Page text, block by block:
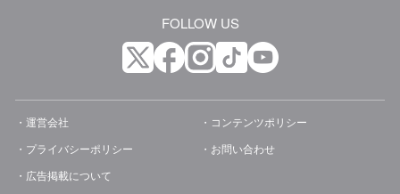
FOLLOW US
運営会社
コンテンツポリシー
プライバシーポリシー
お問い合わせ
広告掲載について